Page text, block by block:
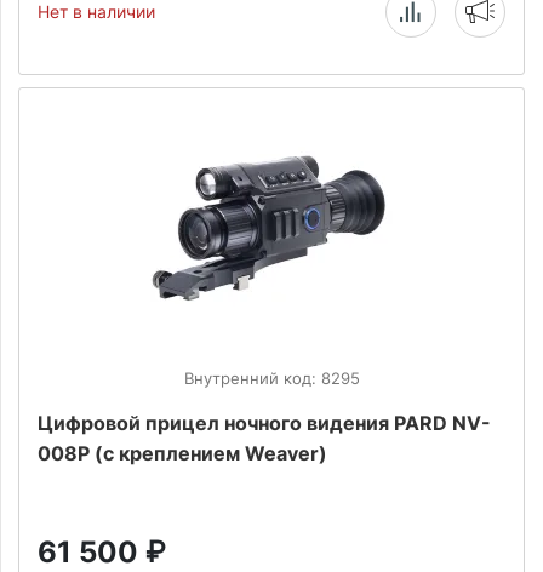
Нет в наличии
Внутренний код: 8295
Цифровой прицел ночного видения PARD NV-
008P (с креплением Weaver)
61 500 ₽